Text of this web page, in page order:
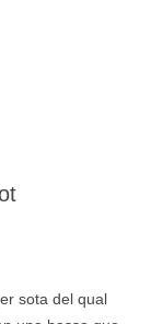
sota del qual